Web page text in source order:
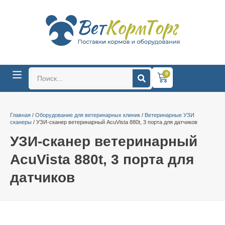
0
Главная / Оборудование для ветеринарных клиник / Ветеринарные УЗИ
сканеры / УЗИ-сканер ветеринарный AcuVista 880t, 3 порта для датчиков
УЗИ-сканер ветеринарный
AcuVista 880t, 3 порта для
датчиков